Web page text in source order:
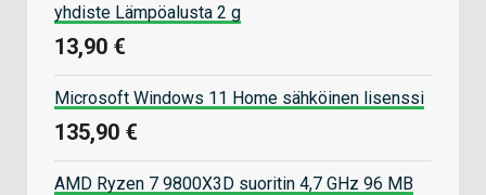
yhdiste Lämpöalusta 2 g
13,90 €
Microsoft Windows 11 Home sähköinen lisenssi
135,90 €
AMD Ryzen 7 9800X3D suoritin 4,7 GHz 96 MB